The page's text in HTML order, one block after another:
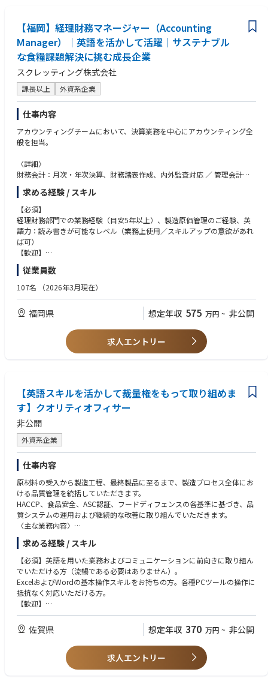
【福岡】経理財務マネージャー（Accounting
Manager）｜英語を活かして活躍｜サステナブル
な食糧課題解決に挑む成長企業
スクレッティング株式会社
課長以上 外資系企業
仕事内容
アカウンティングチームにおいて、決算業務を中心にアカウンティング全
般を担当。
〈詳細〉
財務会計：月次・年次決算、財務諸表作成、内外監査対応 ／ 管理会計：
経営分析に必要な数値取りまとめ、予実管理、差異分析、その他：内部統
制ほか
入社直後～数か月は現担当者からAccountingチーム運営に係る引継ぎ、以
降はチームとまとめながら、マネジメント層へのキャリアアップを期待
求める経験 / スキル
【必須】
経理財務部門での業務経験（目安5年以上）、製造原価管理のご経験、英
語力：読み書きが可能なレベル（業務上使用／スキルアップの意欲があれ
ば可）
【歓迎】
英語力：会話が可能なレベル
従業員数
107名 （2026年3月現在）
福岡県 想定年収 575 万円 ~ 非公開
求人エントリー
【英語スキルを活かして裁量権をもって取り組めま
す】クオリティオフィサー
非公開
外資系企業
仕事内容
原材料の受入から製造工程、最終製品に至るまで、製造プロセス全体にお
ける品質管理を統括していただきます。
HACCP、食品安全、ASC認証、フードディフェンスの各基準に基づき、品
質システムの運用および継続的な改善に取り組んでいただきます。
〈主な業務内容〉
ASCやHACCP,ISO等の外部監査への対応を担うとともに、社内の品質管理
体制の維持および強化を推進していただきます。
品質関連KPIの設定、モニタリングを行い、データに基づいた継続的改善
活動を推進していただきます。
クレームや品質インシデントに対する原因分析を実施し、再発防止策の立
案および社内展開を行っていただきます。
製造部門、サプライチェーン、購買部門など関係部門と連携し、品質保証
グローバル品質基準を日本の製造現場へ適切に展開し、現場への定着を推
進していただきます。
品質監査および各種規格要求事項に基づき、全社的な品質レベルの向上に
向けた活動を推進していただきます。
求める経験 / スキル
【必須】英語を用いた業務およびコミュニケーションに前向きに取り組ん
でいただける方（流暢である必要はありません）。
ExcelおよびWordの基本操作スキルをお持ちの方。各種PCツールの操作に
抵抗なく対応いただける方。
【歓迎】
HACCP、食品安全、ASC等の認証監査対応のご経験をお持ちの方。
製造現場と連携し、品質改善活動を推進されたご経験をお持ちの方。
部門横断での課題解決や改善活動に取り組まれたご経験をお持ちの方。
グローバル基準に関する理解を有し、それをローカル環境へ展開されたご
経験をお持ちの方。
PowerPointの基本操作スキルをお持ちの方。
佐賀県 想定年収 370 万円 ~ 非公開
求人エントリー